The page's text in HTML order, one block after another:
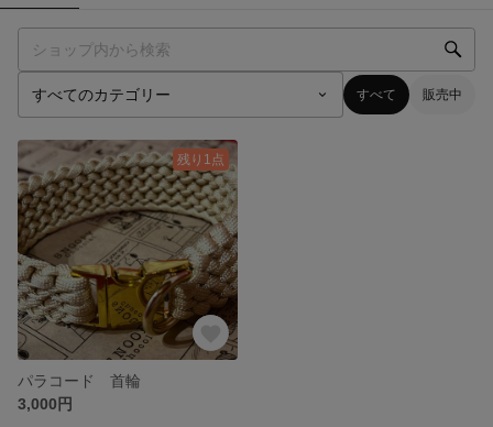
すべて 販売中
残り1点
パラコード 首輪
3,000円